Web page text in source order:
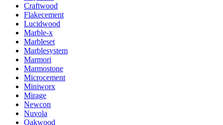
Craftwood
Flakecement
Lucidwood
Marble-x
Marbleset
Marblesystem
Marmori
Marmostone
Microcement
Miniworx
Mirage
Newcon
Nuvola
Oakwood